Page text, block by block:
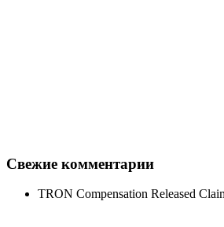
Свежие комментарии
TRON Compensation Released